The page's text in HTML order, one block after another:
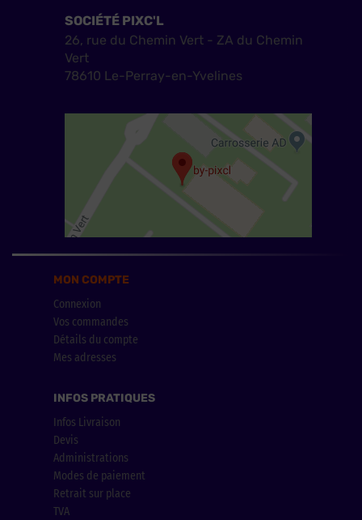
SOCIÉTÉ PIXC'L
26, rue du Chemin Vert - ZA du Chemin
Vert
78610 Le-Perray-en-Yvelines
MON COMPTE
Connexion
Vos commandes
Détails du compte
Mes adresses
INFOS PRATIQUES
Infos Livraison
Devis
Administrations
Modes de paiement
Retrait sur place
TVA